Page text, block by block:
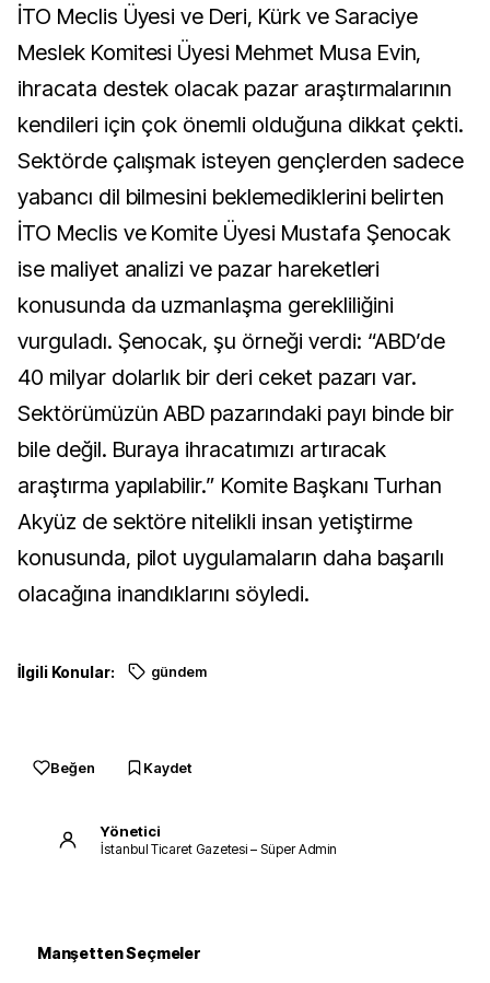
İTO Meclis Üyesi ve Deri, Kürk ve Saraciye
Meslek Komitesi Üyesi Mehmet Musa Evin,
ihracata destek olacak pazar araştırmalarının
kendileri için çok önemli olduğuna dikkat çekti.
Sektörde çalışmak isteyen gençlerden sadece
yabancı dil bilmesini beklemediklerini belirten
İTO Meclis ve Komite Üyesi Mustafa Şenocak
ise maliyet analizi ve pazar hareketleri
konusunda da uzmanlaşma gerekliliğini
vurguladı. Şenocak, şu örneği verdi: “ABD’de
40 milyar dolarlık bir deri ceket pazarı var.
Sektörümüzün ABD pazarındaki payı binde bir
bile değil. Buraya ihracatımızı artıracak
araştırma yapılabilir.” Komite Başkanı Turhan
Akyüz de sektöre nitelikli insan yetiştirme
konusunda, pilot uygulamaların daha başarılı
olacağına inandıklarını söyledi.
İlgili Konular: gündem
Beğen Kaydet
Yönetici
İstanbul Ticaret Gazetesi – Süper Admin
Manşetten Seçmeler